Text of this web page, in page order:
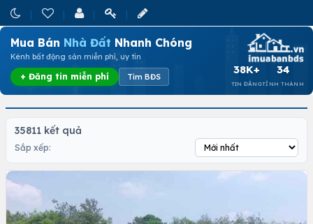
Mua Bán Nhà Đất Nhanh Chóng
Kênh bất động sản miễn phí, uy tín
+ Đăng tin miễn phí Tìm BĐS
38K+
TIN ĐĂNG
34
TỈNH THÀNH
35811 kết quả
Sắp xếp: